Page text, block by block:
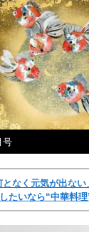
号
となく元気が出な
たいなら“中華料